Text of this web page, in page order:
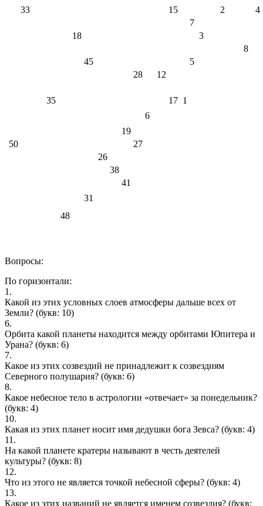
33
15 2
4
7
18
3
8
45
5
28
12
35 17 1
6
19
50
27
26
38
41
31
48
Вопросы:
По горизонтали:
1.
Какой из этих условных слоев атмосферы дальше всех от
Земли? (букв: 10)
6.
Орбита какой планеты находится между орбитами Юпитера и
Урана? (букв: 6)
7.
Какое из этих созвездий не принадлежит к созвездиям
Северного полушария? (букв: 6)
8.
Какое небесное тело в астрологии «отвечает» за понедельник?
(букв: 4)
10.
Какая из этих планет носит имя дедушки бога Зевса? (букв: 4)
11.
На какой планете кратеры называют в честь деятелей
культуры? (букв: 8)
12.
Что из этого не является точкой небесной сферы? (букв: 4)
13.
Какое из этих названий не является именем созвездия? (букв: